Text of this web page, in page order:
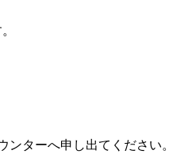
ターへ申し出てください。